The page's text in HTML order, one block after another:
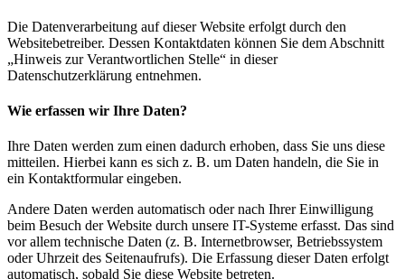
Die Datenverarbeitung auf dieser Website erfolgt durch den
Websitebetreiber. Dessen Kontaktdaten können Sie dem Abschnitt
„Hinweis zur Verantwortlichen Stelle“ in dieser
Datenschutzerklärung entnehmen.
Wie erfassen wir Ihre Daten?
Ihre Daten werden zum einen dadurch erhoben, dass Sie uns diese
mitteilen. Hierbei kann es sich z. B. um Daten handeln, die Sie in
ein Kontaktformular eingeben.
Andere Daten werden automatisch oder nach Ihrer Einwilligung
beim Besuch der Website durch unsere IT-Systeme erfasst. Das sind
vor allem technische Daten (z. B. Internetbrowser, Betriebssystem
oder Uhrzeit des Seitenaufrufs). Die Erfassung dieser Daten erfolgt
automatisch, sobald Sie diese Website betreten.